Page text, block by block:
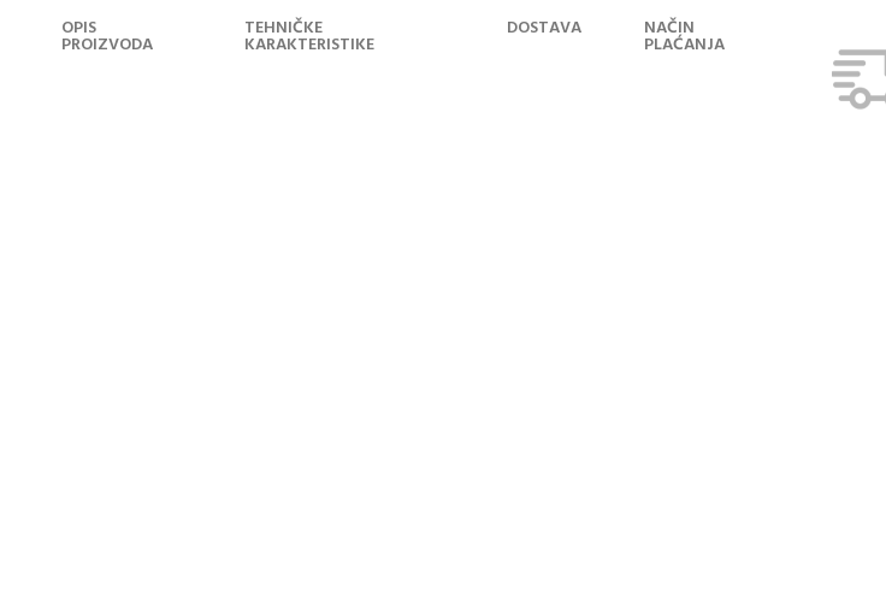
OPIS
PROIZVODA
TEHNIČKE
KARAKTERISTIKE
DOSTAVA NAČIN
PLAĆANJA